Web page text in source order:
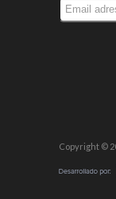
Copyright ©